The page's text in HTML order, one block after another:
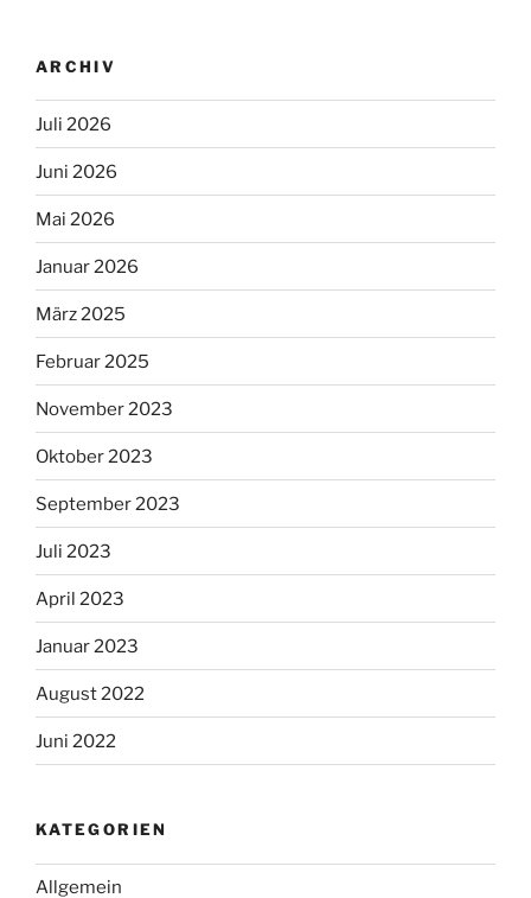
ARCHIV
Juli 2026
Juni 2026
Mai 2026
Januar 2026
März 2025
Februar 2025
November 2023
Oktober 2023
September 2023
Juli 2023
April 2023
Januar 2023
August 2022
Juni 2022
KATEGORIEN
Allgemein